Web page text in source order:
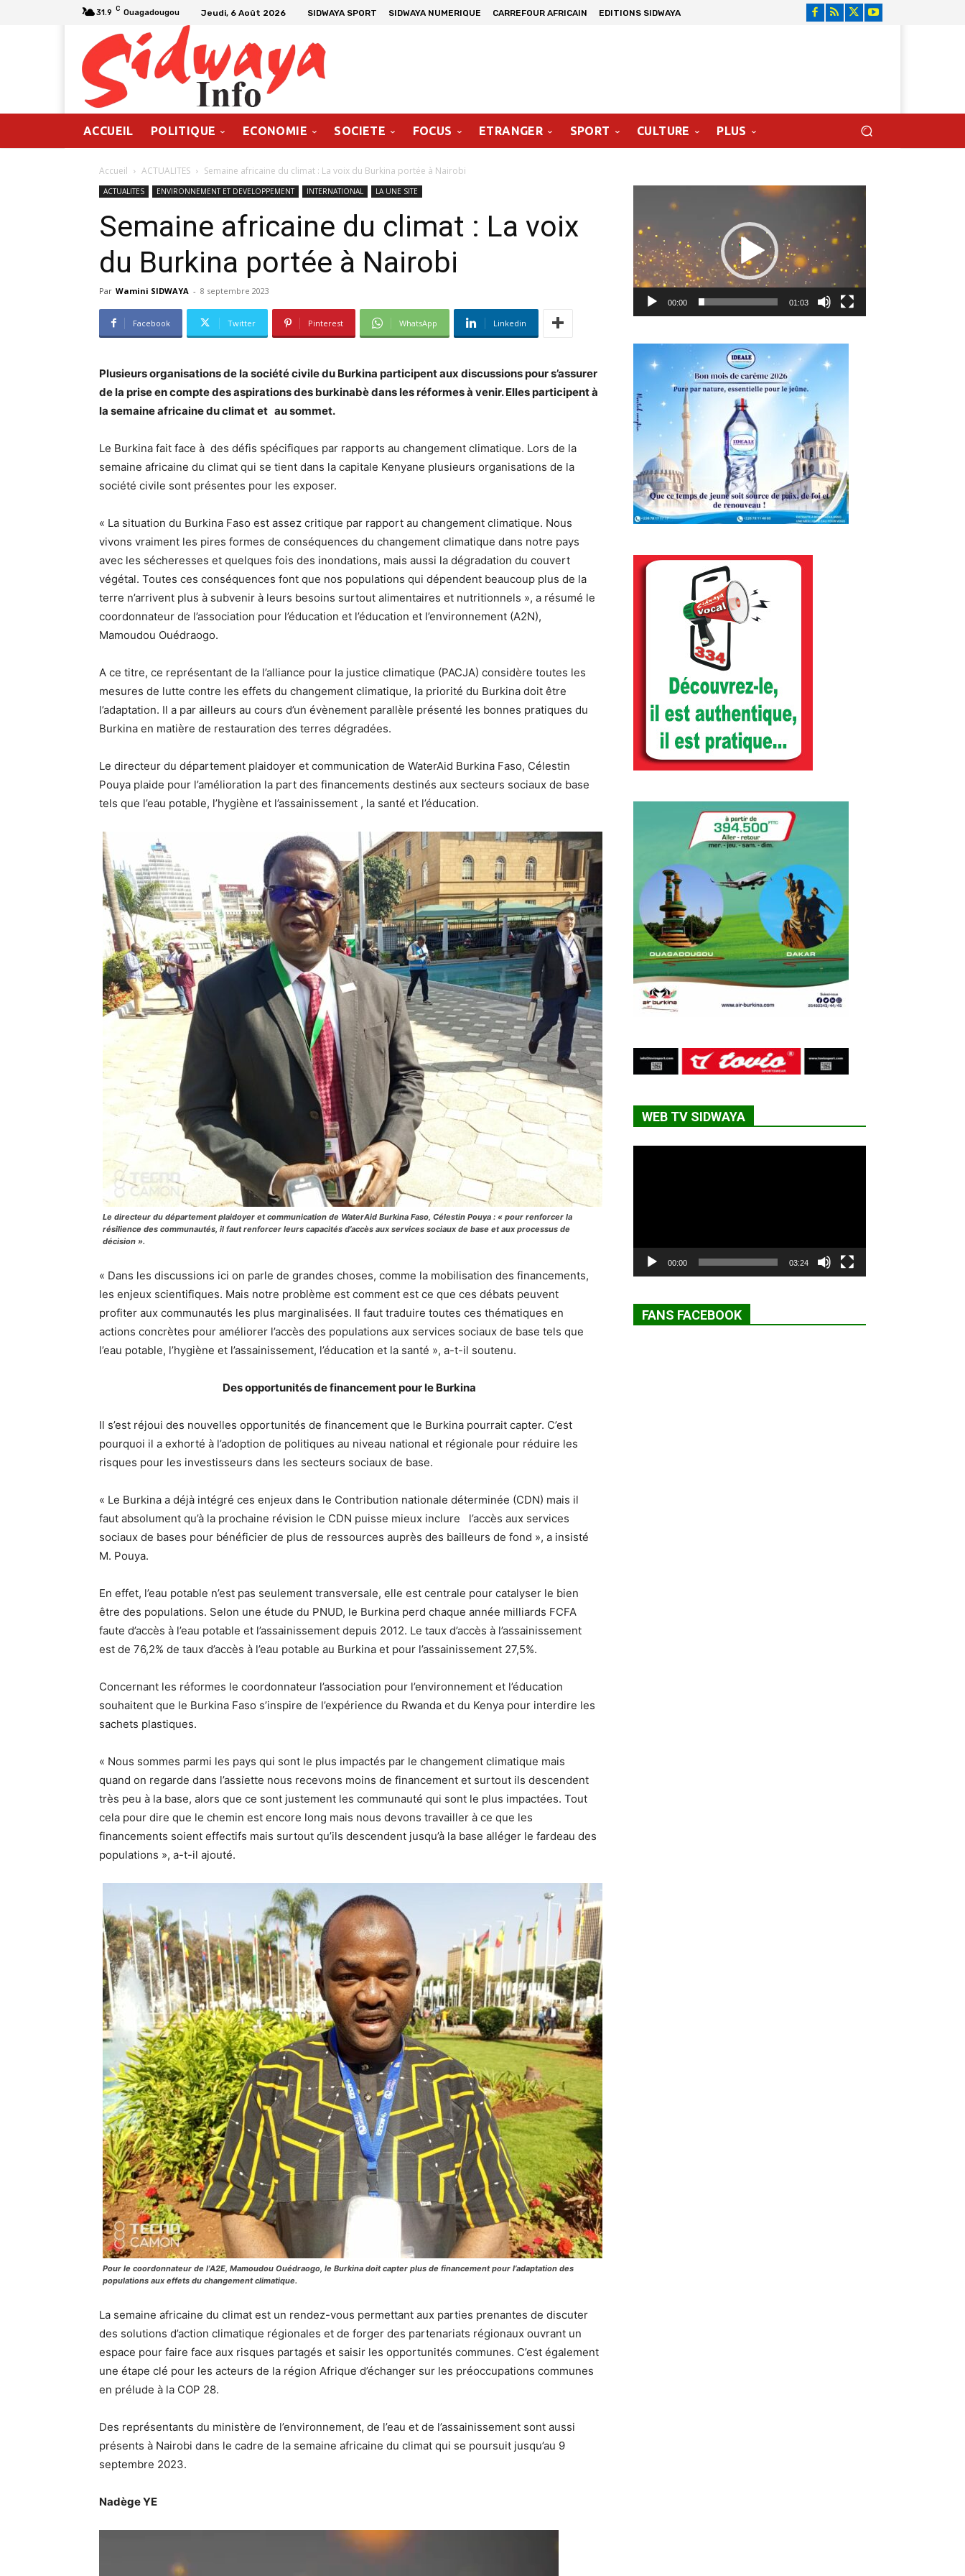
31.9 C Ouagadougou Jeudi, 6 Août 2026 SIDWAYA SPORT SIDWAYA NUMERIQUE CARREFOUR AFRICAIN EDITIONS SIDWAYA
ACCUEIL POLITIQUE ECONOMIE SOCIETE FOCUS ETRANGER SPORT CULTURE PLUS
Accueil ACTUALITES Semaine africaine du climat : La voix du Burkina portée à Nairobi
ACTUALITES ENVIRONNEMENT ET DEVELOPPEMENT INTERNATIONAL LA UNE SITE
Semaine africaine du climat : La voix
du Burkina portée à Nairobi
Par Wamini SIDWAYA - 8 septembre 2023
Facebook Twitter Pinterest WhatsApp Linkedin
Plusieurs organisations de la société civile du Burkina participent aux discussions pour s’assurer
de la prise en compte des aspirations des burkinabè dans les réformes à venir. Elles participent à
la semaine africaine du climat et au sommet.
Le Burkina fait face à des défis spécifiques par rapports au changement climatique. Lors de la
semaine africaine du climat qui se tient dans la capitale Kenyane plusieurs organisations de la
société civile sont présentes pour les exposer.
« La situation du Burkina Faso est assez critique par rapport au changement climatique. Nous
vivons vraiment les pires formes de conséquences du changement climatique dans notre pays
avec les sécheresses et quelques fois des inondations, mais aussi la dégradation du couvert
végétal. Toutes ces conséquences font que nos populations qui dépendent beaucoup plus de la
terre n’arrivent plus à subvenir à leurs besoins surtout alimentaires et nutritionnels », a résumé le
coordonnateur de l’association pour l’éducation et l’éducation et l’environnement (A2N),
Mamoudou Ouédraogo.
A ce titre, ce représentant de la l’alliance pour la justice climatique (PACJA) considère toutes les
mesures de lutte contre les effets du changement climatique, la priorité du Burkina doit être
l’adaptation. Il a par ailleurs au cours d’un évènement parallèle présenté les bonnes pratiques du
Burkina en matière de restauration des terres dégradées.
Le directeur du département plaidoyer et communication de WaterAid Burkina Faso, Célestin
Pouya plaide pour l’amélioration la part des financements destinés aux secteurs sociaux de base
tels que l’eau potable, l’hygiène et l’assainissement , la santé et l’éducation.
Le directeur du département plaidoyer et communication de WaterAid Burkina Faso, Célestin Pouya : « pour renforcer la
résilience des communautés, il faut renforcer leurs capacités d’accès aux services sociaux de base et aux processus de
décision ».
« Dans les discussions ici on parle de grandes choses, comme la mobilisation des financements,
les enjeux scientifiques. Mais notre problème est comment est ce que ces débats peuvent
profiter aux communautés les plus marginalisées. Il faut traduire toutes ces thématiques en
actions concrètes pour améliorer l’accès des populations aux services sociaux de base tels que
l’eau potable, l’hygiène et l’assainissement, l’éducation et la santé », a-t-il soutenu.
Des opportunités de financement pour le Burkina
Il s’est réjoui des nouvelles opportunités de financement que le Burkina pourrait capter. C’est
pourquoi il a exhorté à l’adoption de politiques au niveau national et régionale pour réduire les
risques pour les investisseurs dans les secteurs sociaux de base.
« Le Burkina a déjà intégré ces enjeux dans le Contribution nationale déterminée (CDN) mais il
faut absolument qu’à la prochaine révision le CDN puisse mieux inclure l’accès aux services
sociaux de bases pour bénéficier de plus de ressources auprès des bailleurs de fond », a insisté
M. Pouya.
En effet, l’eau potable n’est pas seulement transversale, elle est centrale pour catalyser le bien
être des populations. Selon une étude du PNUD, le Burkina perd chaque année milliards FCFA
faute d’accès à l’eau potable et l’assainissement depuis 2012. Le taux d’accès à l’assainissement
est de 76,2% de taux d’accès à l’eau potable au Burkina et pour l’assainissement 27,5%.
Concernant les réformes le coordonnateur l’association pour l’environnement et l’éducation
souhaitent que le Burkina Faso s’inspire de l’expérience du Rwanda et du Kenya pour interdire les
sachets plastiques.
« Nous sommes parmi les pays qui sont le plus impactés par le changement climatique mais
quand on regarde dans l’assiette nous recevons moins de financement et surtout ils descendent
très peu à la base, alors que ce sont justement les communauté qui sont le plus impactées. Tout
cela pour dire que le chemin est encore long mais nous devons travailler à ce que les
financements soient effectifs mais surtout qu’ils descendent jusqu’à la base alléger le fardeau des
populations », a-t-il ajouté.
Pour le coordonnateur de l’A2E, Mamoudou Ouédraogo, le Burkina doit capter plus de financement pour l’adaptation des
populations aux effets du changement climatique.
La semaine africaine du climat est un rendez-vous permettant aux parties prenantes de discuter
des solutions d’action climatique régionales et de forger des partenariats régionaux ouvrant un
espace pour faire face aux risques partagés et saisir les opportunités communes. C’est également
une étape clé pour les acteurs de la région Afrique d’échanger sur les préoccupations communes
en prélude à la COP 28.
Des représentants du ministère de l’environnement, de l’eau et de l’assainissement sont aussi
présents à Nairobi dans le cadre de la semaine africaine du climat qui se poursuit jusqu’au 9
septembre 2023.
Nadège YE
Lecteur
00:00 01:03
WEB TV SIDWAYA
00:00 03:24
FANS FACEBOOK